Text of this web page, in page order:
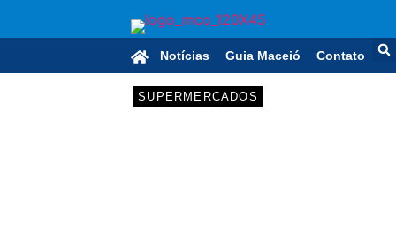
Notícias Guia Maceió Contato
SUPERMERCADOS